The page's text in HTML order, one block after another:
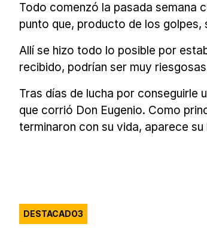
Todo comenzó la pasada semana
punto que, producto de los
Allí se hizo todo lo posible por
recibido, podrían ser muy
Tras días de lucha por conseguirle
que corrió Don Eugenio. Como
terminaron con su vida, aparece su
DESTACADO3